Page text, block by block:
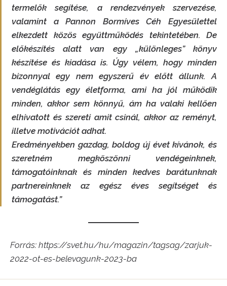
termelők segítése, a rendezvények szervezése,
valamint a Pannon Bormíves Céh Egyesülettel
elkezdett közös együttműködés tekintetében. De
előkészítés alatt van egy „különleges” könyv
készítése és kiadása is. Úgy vélem, hogy minden
bizonnyal egy nem egyszerű év előtt állunk. A
vendéglátás egy életforma, ami ha jól működik
minden, akkor sem könnyű, ám ha valaki kellően
elhivatott és szereti amit csinál, akkor az reményt,
illetve motivációt adhat.
Eredményekben gazdag, boldog új évet kívánok, és
szeretném megköszönni vendégeinknek,
támogatóinknak és minden kedves barátunknak
partnereinknek az egész éves segítséget és
támogatást.”
Forrás: https://svet.hu/hu/magazin/tagsag/zarjuk-
2022-ot-es-belevagunk-2023-ba